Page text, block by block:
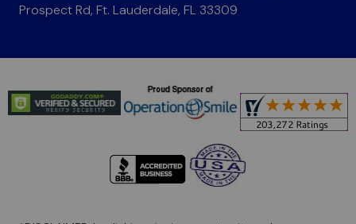
Prospect Rd, Ft. Lauderdale, FL 33309